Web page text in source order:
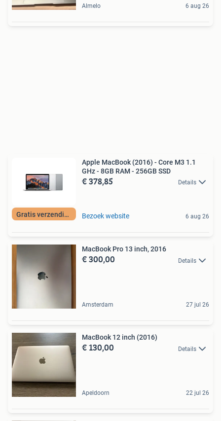
Almelo 6 aug 26
Gratis verzending
Apple MacBook (2016) - Core M3 1.1
GHz - 8GB RAM - 256GB SSD
€ 378,85 Details
Bezoek website 6 aug 26
MacBook Pro 13 inch, 2016
€ 300,00 Details
Amsterdam 27 jul 26
MacBook 12 inch (2016)
€ 130,00 Details
Apeldoorn 22 jul 26